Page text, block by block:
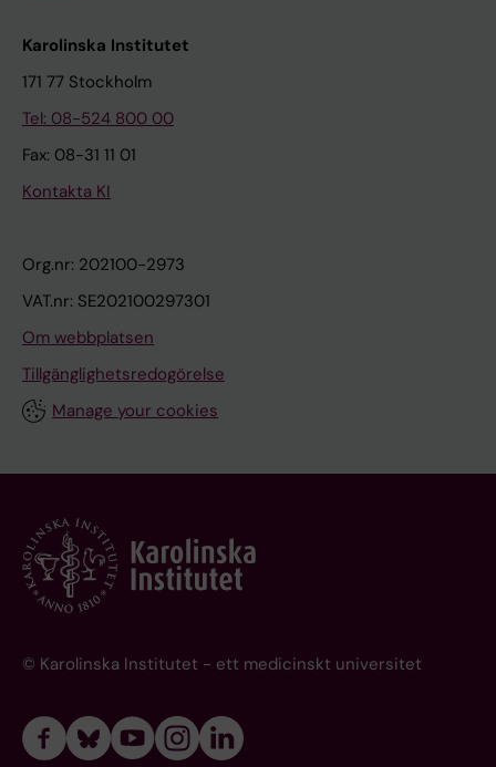
Karolinska Institutet
171 77 Stockholm
Tel: 08-524 800 00
Fax: 08-31 11 01
Kontakta KI
Org.nr: 202100-2973
VAT.nr: SE202100297301
Om webbplatsen
Tillgänglighetsredogörelse
Manage your cookies
© Karolinska Institutet - ett medicinskt universitet